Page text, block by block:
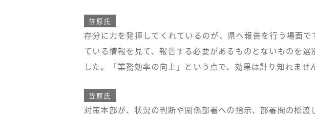
笠原氏
存分に力を発揮してくれているのが、県へ報告を行う場面
ている情報を見て、報告する必要があるものとないものを
した。「業務効率の向上」という点で、効果は計り知れませ
笠原氏
対策本部が、状況の判断や関係部署への指示、部署間の橋